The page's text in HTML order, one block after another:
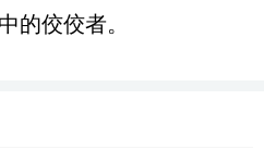
的佼佼者。